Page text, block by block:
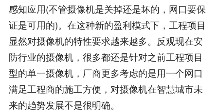
感知应用(不管摄像机是关掉还是坏的，网口要保
证是可用的)。在这种新的盈利模式下，工程项目
显然对摄像机的特性要求越来越多。反观现在安
防行业的摄像机，很多都还是针对之前工程项目
型的单一摄像机，厂商更多考虑的是用一个网口
满足工程商的施工方便，对摄像机在智慧城市未
来的趋势发展不是很明确。